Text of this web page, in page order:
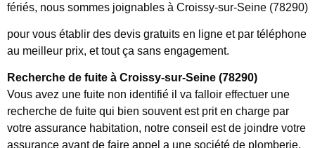
fériés, nous sommes joignables à Croissy-sur-Seine (78290)
pour vous établir des devis gratuits en ligne et par téléphone
au meilleur prix, et tout ça sans engagement.
Recherche de fuite à Croissy-sur-Seine (78290)
Vous avez une fuite non identifié il va falloir effectuer une
recherche de fuite qui bien souvent est prit en charge par
votre assurance habitation, notre conseil est de joindre votre
assurance avant de faire appel a une société de plomberie.